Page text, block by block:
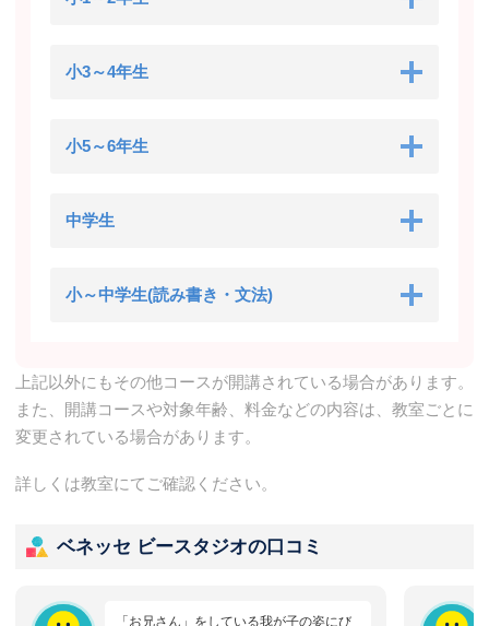
小3～4年生
小5～6年生
中学生
小～中学生(読み書き・文法)
上記以外にもその他コースが開講されている場合があります。
また、開講コースや対象年齢、料金などの内容は、教室ごとに
変更されている場合があります。
詳しくは教室にてご確認ください。
ベネッセ ビースタジオの口コミ
「お兄さん」をしている我が子の姿にび